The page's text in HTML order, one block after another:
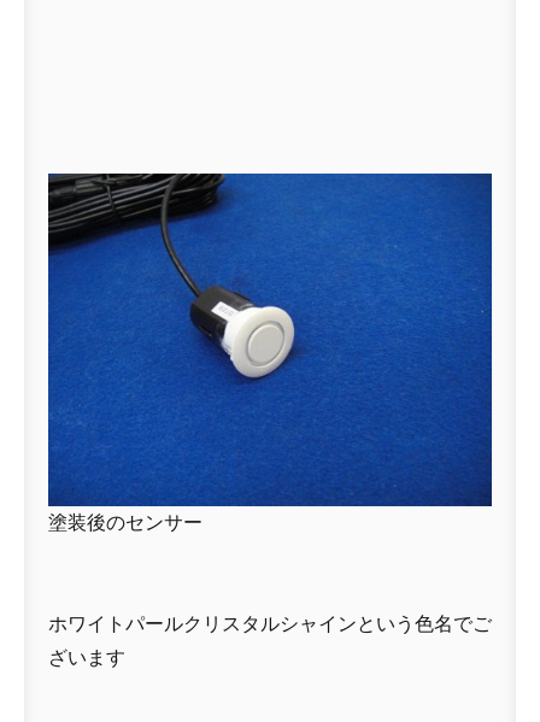
塗装後のセンサー
ホワイトパールクリスタルシャインという色名でご
ざいます